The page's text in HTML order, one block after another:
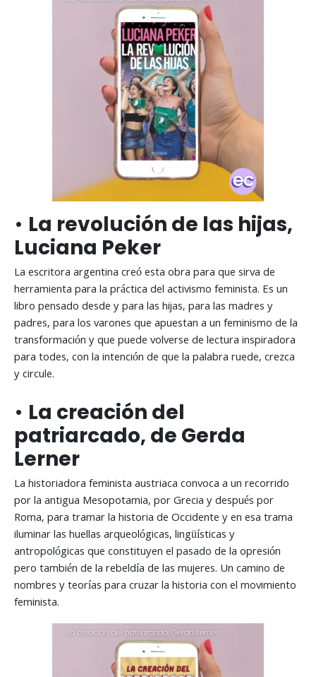
• La revolución de las hijas,
Luciana Peker
La escritora argentina creó esta obra para que sirva de
herramienta para la práctica del activismo feminista. Es un
libro pensado desde y para las hijas, para las madres y
padres, para los varones que apuestan a un feminismo de la
transformación y que puede volverse de lectura inspiradora
para todes, con la intención de que la palabra ruede, crezca
y circule.
• La creación del
patriarcado, de Gerda
Lerner
La historiadora feminista austriaca convoca a un recorrido
por la antigua Mesopotamia, por Grecia y después por
Roma, para tramar la historia de Occidente y en esa trama
iluminar las huellas arqueológicas, lingüísticas y
antropológicas que constituyen el pasado de la opresión
pero también de la rebeldía de las mujeres. Un camino de
nombres y teorías para cruzar la historia con el movimiento
feminista.